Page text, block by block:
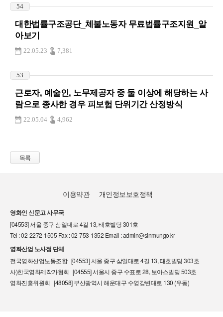
54
대한법률구조공단_체불노동자 무료법률구조지원_알
아보기
22.05.23 7,381
53
근로자, 예술인, 노무제공자 중 둘 이상에 해당하는 사
람으로 종사한 경우 피보험 단위기간 산정방식
22.05.04 4,962
목록
이용약관 개인정보보호정책
영화인 신문고 사무국
[04553] 서울 중구 삼일대로 4길 13, 태호빌딩 301호
Tel : 02-2272-1505 Fax : 02-753-1352 Email : admin@sinmungo.kr
영화산업 노사정 단체
전국영화산업노동조합 [04553] 서울 중구 삼일대로 4길 13, 태호빌딩 303호
사)한국영화제작가협회 [04555] 서울시 중구 수표로 28, 보아스빌딩 503호
영화진흥위원회 [48058] 부산광역시 해운대구 수영강변대로 130 (우동)